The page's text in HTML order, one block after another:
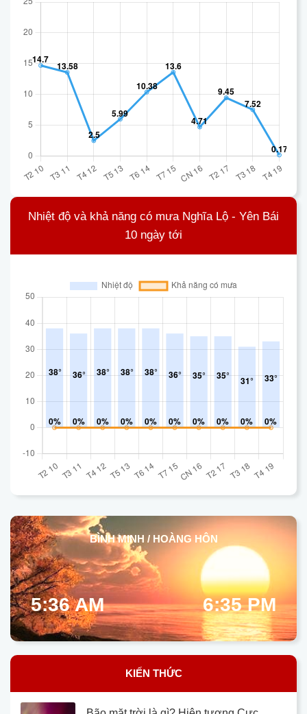
Nhiệt độ và khả năng có mưa Nghĩa Lộ - Yên Bái
10 ngày tới
BÌNH MINH / HOÀNG HÔN
5:36 AM 6:35 PM
KIẾN THỨC